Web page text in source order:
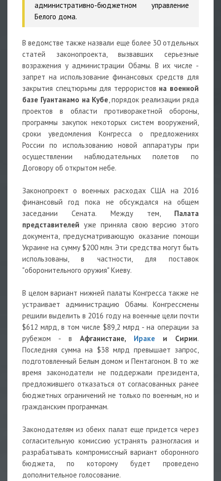
административно-бюджетном управление
Белого дома.
В ведомстве также назвали еще более 30 отдельных
статей законопроекта, вызвавших серьезные
возражения у администрации Обамы. В их числе -
запрет на использование финансовых средств для
закрытия спецтюрьмы для террористов на военной
базе Гуантанамо на Кубе, порядок реализации ряда
проектов в области противоракетной обороны,
программы закупок некоторых систем вооружений,
сроки уведомления Конгресса о предложениях
России по использованию новой аппаратуры при
осуществлении наблюдательных полетов по
Договору об открытом небе.
Законопроект о военных расходах США на 2016
финансовый год пока не обсуждался на общем
заседании Сената. Между тем, Палата
представителей уже приняла свою версию этого
документа, предусматривающую оказание помощи
Украине на сумму $200 млн. Эти средства могут быть
использованы, в частности, для поставок
"оборонительного оружия" Киеву.
В целом вариант нижней палаты Конгресса также не
устраивает администрацию Обамы. Конгрессмены
решили выделить в 2016 году на военные цели почти
$612 млрд, в том числе $89,2 млрд - на операции за
рубежом - в Афганистане, Ираке и Сирии.
Последняя сумма на $38 млрд превышает запрос,
подготовленный Белым домом и Пентагоном. В то же
время законодатели не поддержали президента,
предложившего отказаться от согласованных ранее
бюджетных ограничений не только по военным, но и
гражданским программам.
Законодателям из обеих палат еще придется через
согласительную комиссию устранять разногласия и
разрабатывать компромиссный вариант оборонного
бюджета, по которому будет проведено
дополнительное голосование.